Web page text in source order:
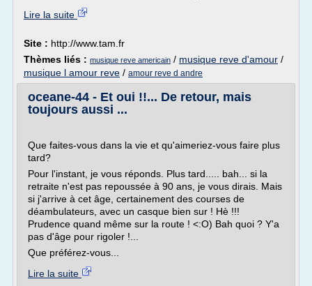
Lire la suite
Site : http://www.tam.fr
Thèmes liés : musique reve americain / musique reve d'amour /
musique l amour reve / amour reve d andre
oceane-44 - Et oui !!... De retour, mais
toujours aussi ...
Que faites-vous dans la vie et qu'aimeriez-vous faire plus
tard?
Pour l'instant, je vous réponds. Plus tard..... bah... si la
retraite n'est pas repoussée à 90 ans, je vous dirais. Mais
si j'arrive à cet âge, certainement des courses de
déambulateurs, avec un casque bien sur ! Hè !!!
Prudence quand même sur la route ! <:O) Bah quoi ? Y'a
pas d'âge pour rigoler !...
Que préférez-vous...
Lire la suite